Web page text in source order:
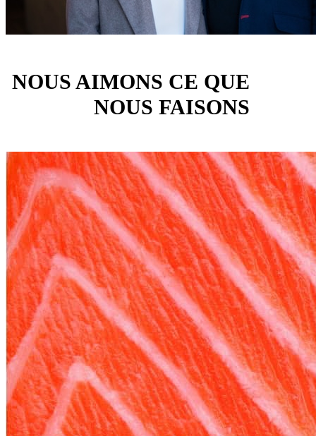
NOUS AIMONS CE QUE
NOUS FAISONS